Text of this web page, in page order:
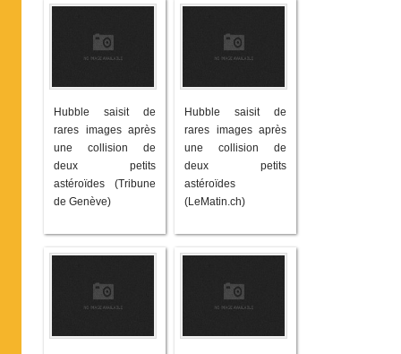
Hubble saisit de
rares images après
une collision de
deux petits
astéroïdes (Tribune
de Genève)
Hubble saisit de
rares images après
une collision de
deux petits
astéroïdes
(LeMatin.ch)